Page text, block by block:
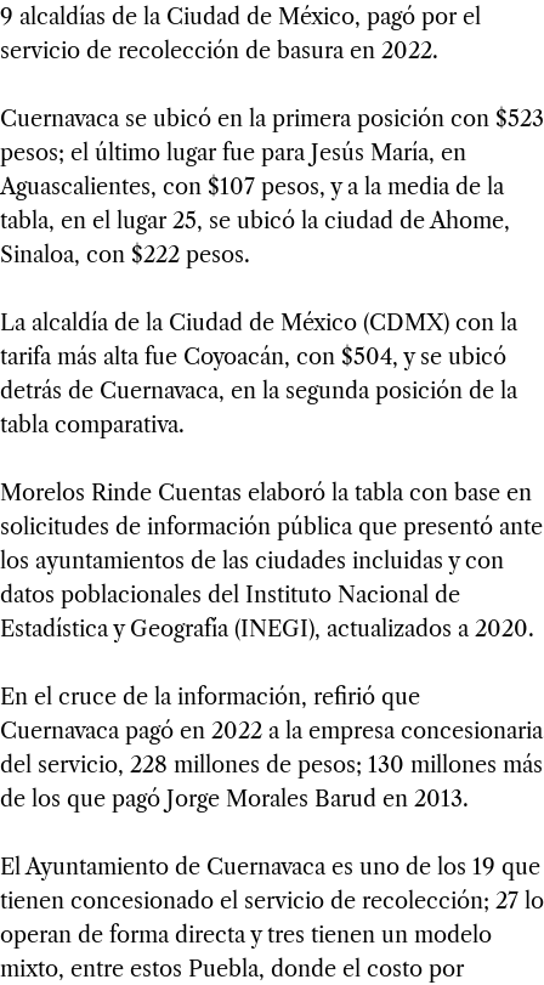
9 alcaldías de la Ciudad de México, pagó por el
servicio de recolección de basura en 2022.
Cuernavaca se ubicó en la primera posición con $523
pesos; el último lugar fue para Jesús María, en
Aguascalientes, con $107 pesos, y a la media de la
tabla, en el lugar 25, se ubicó la ciudad de Ahome,
Sinaloa, con $222 pesos.
La alcaldía de la Ciudad de México (CDMX) con la
tarifa más alta fue Coyoacán, con $504, y se ubicó
detrás de Cuernavaca, en la segunda posición de la
tabla comparativa.
Morelos Rinde Cuentas elaboró la tabla con base en
solicitudes de información pública que presentó ante
los ayuntamientos de las ciudades incluidas y con
datos poblacionales del Instituto Nacional de
Estadística y Geografía (INEGI), actualizados a 2020.
En el cruce de la información, refirió que
Cuernavaca pagó en 2022 a la empresa concesionaria
del servicio, 228 millones de pesos; 130 millones más
de los que pagó Jorge Morales Barud en 2013.
El Ayuntamiento de Cuernavaca es uno de los 19 que
tienen concesionado el servicio de recolección; 27 lo
operan de forma directa y tres tienen un modelo
mixto, entre estos Puebla, donde el costo por